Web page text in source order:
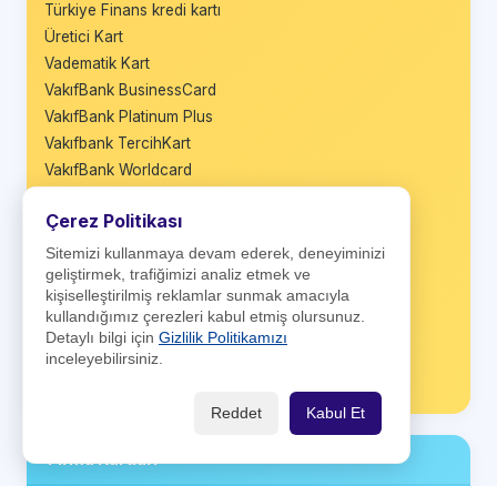
Türkiye Finans kredi kartı
Üretici Kart
Vadematik Kart
VakıfBank BusinessCard
VakıfBank Platinum Plus
Vakıfbank TercihKart
VakıfBank Worldcard
Wings Black
Wings Business
Wings Private
World Business
World Nakit
World Platinum
Çerez Politikası
Sitemizi kullanmaya devam ederek, deneyiminizi
geliştirmek, trafiğimizi analiz etmek ve
kişiselleştirilmiş reklamlar sunmak amacıyla
kullandığımız çerezleri kabul etmiş olursunuz.
Detaylı bilgi için Gizlilik Politikamızı
inceleyebilirsiniz.
Reddet Kabul Et